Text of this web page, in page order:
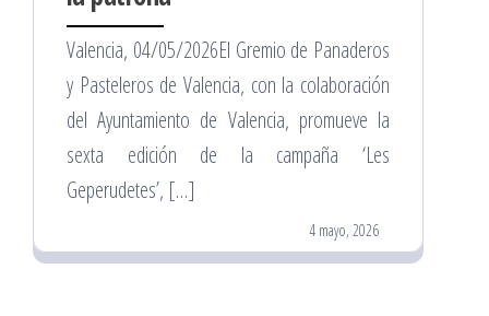
Valencia, 04/05/2026El Gremio de Panaderos
y Pasteleros de Valencia, con la colaboración
del Ayuntamiento de Valencia, promueve la
sexta edición de la campaña ‘Les
Geperudetes’, […]
4 mayo, 2026